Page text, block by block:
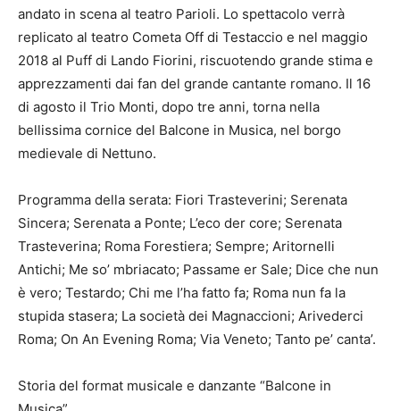
andato in scena al teatro Parioli. Lo spettacolo verrà
replicato al teatro Cometa Off di Testaccio e nel maggio
2018 al Puff di Lando Fiorini, riscuotendo grande stima e
apprezzamenti dai fan del grande cantante romano. Il 16
di agosto il Trio Monti, dopo tre anni, torna nella
bellissima cornice del Balcone in Musica, nel borgo
medievale di Nettuno.
Programma della serata: Fiori Trasteverini; Serenata
Sincera; Serenata a Ponte; L’eco der core; Serenata
Trasteverina; Roma Forestiera; Sempre; Aritornelli
Antichi; Me so’ mbriacato; Passame er Sale; Dice che nun
è vero; Testardo; Chi me l’ha fatto fa; Roma nun fa la
stupida stasera; La società dei Magnaccioni; Arivederci
Roma; On An Evening Roma; Via Veneto; Tanto pe’ canta’.
Storia del format musicale e danzante “Balcone in